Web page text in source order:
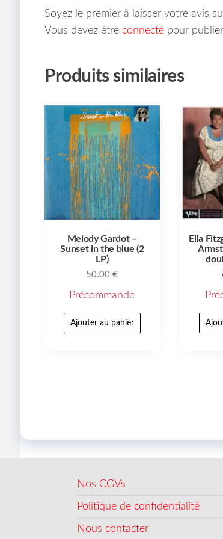
Soyez le premier à laisser votre avis
Vous devez être connectépour
Produits similaires
Melody Gardot –
Sunset in the blue (2
LP)
50.00€
Précommande
Ajouter au panier
Ella
Nos CGVs
Politique de confidentialité
Nous contacter